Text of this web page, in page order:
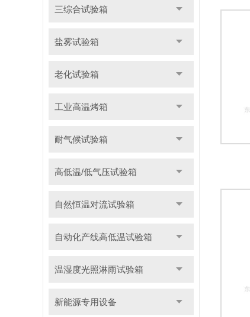
三综合试验箱
盐雾试验箱
老化试验箱
工业高温烤箱
耐气候试验箱
高低温/低气压试验箱
自然恒温对流试验箱
自动化产线高低温试验箱
温湿度光照淋雨试验箱
新能源专用设备